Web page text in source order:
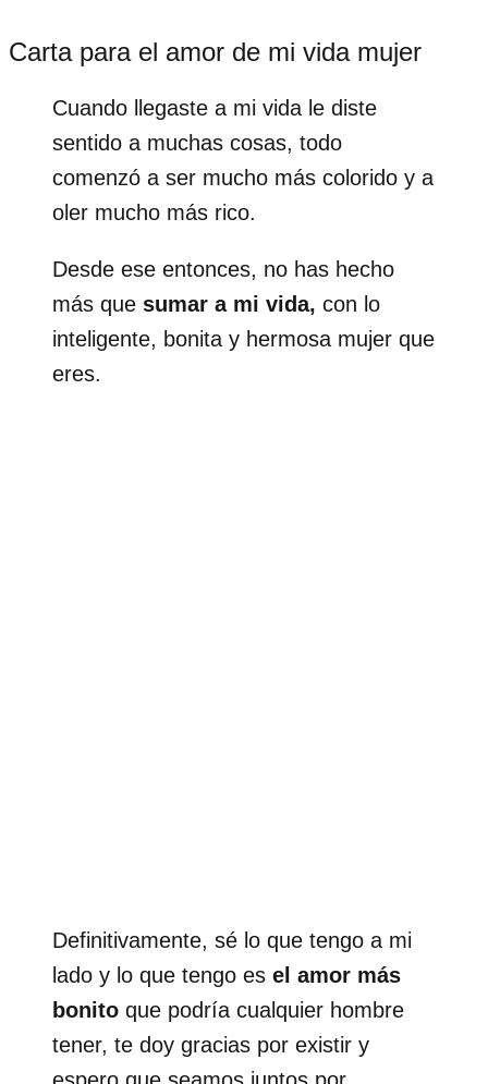
Carta para el amor de mi vida mujer
Cuando llegaste a mi vida le diste
sentido a muchas cosas, todo
comenzó a ser mucho más colorido y a
oler mucho más rico.
Desde ese entonces, no has hecho
más que sumar a mi vida, con lo
inteligente, bonita y hermosa mujer que
eres.
Definitivamente, sé lo que tengo a mi
lado y lo que tengo es el amor más
bonito que podría cualquier hombre
tener, te doy gracias por existir y